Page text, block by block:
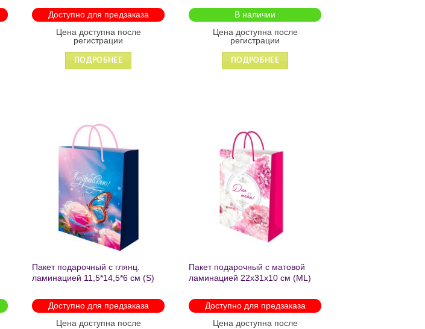
Доступно для предзаказа
Цена доступна после
регистрации
ПОДРОБНЕЕ
на молнии2601
В наличии
Цена доступна после
регистрации
ПОДРОБНЕЕ
Добавить
Пакет подарочный с глянц.
ламинацией 11,5*14,5*6 см (S)
Доступно для предзаказа
Цена доступна после
Добавить
Пакет подарочный с матовой
ламинацией 22х31х10 см (ML)
Доступно для предзаказа
Цена доступна после